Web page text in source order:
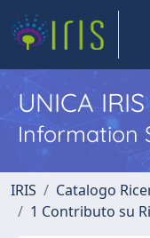
UNICA IRIS
Information
IRIS
Catalogo
1 Contributo su